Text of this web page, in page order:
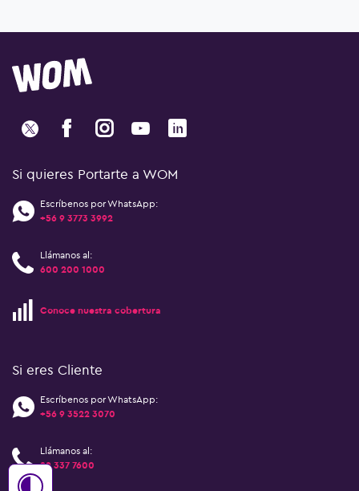
Si quieres Portarte a WOM
Escríbenos por WhatsApp:
+56 9 3773 3992
Llámanos al:
600 200 1000
Conoce nuestra cobertura
Si eres Cliente
Escríbenos por WhatsApp:
+56 9 3522 3070
Llámanos al:
22 337 7600